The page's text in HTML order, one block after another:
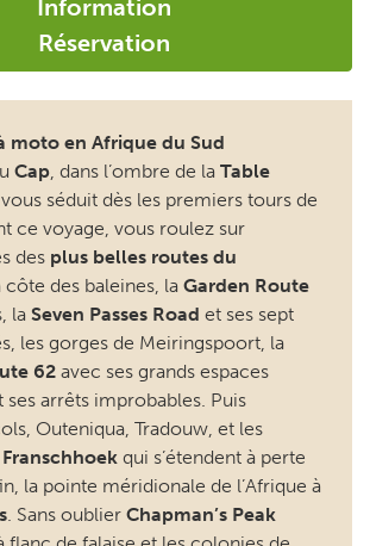
moto en Afrique du Sud
Cap, dans l’ombre de laTable
séduit dès les premiers tours de
ce voyage, vous roulez sur
des
plus belles routes du
côte des baleines, laGarden Route
laSeven Passes Roadet ses sept
les gorges de Meiringspoort, la
62avec ses grands espaces
ses arrêts improbables. Puis
Outeniqua, Tradouw, et les
qui s’étendent à perte
la pointe méridionale de l’Afrique à
. Sans oublier Chapman’s Peak
flanc de falaise et les colonies de
du Sud distille ses surprises à